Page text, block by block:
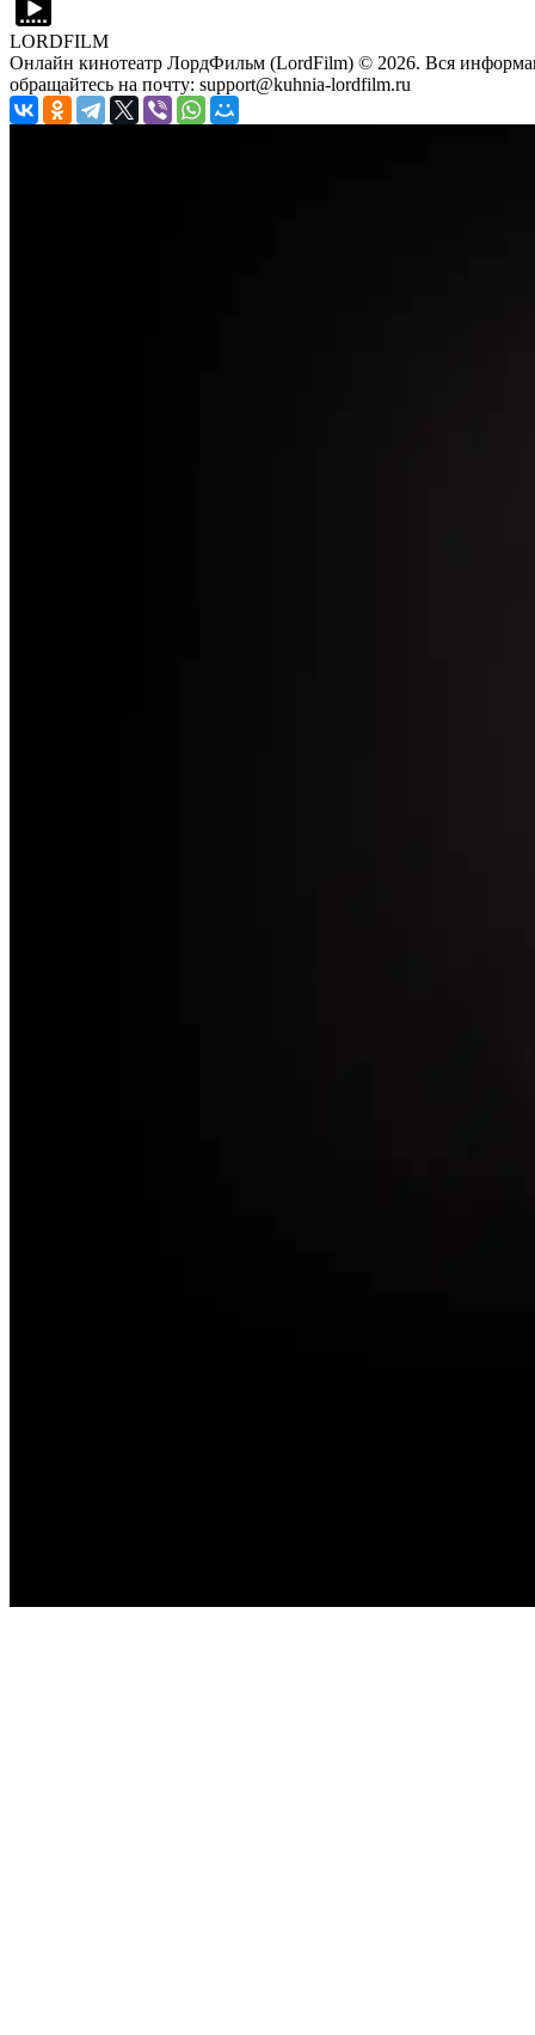
LORDFILM
Онлайн кинотеатр ЛордФильм (LordFilm) © 2026. Вся
обращайтесь на почту: support@kuhnia-lordfilm.ru